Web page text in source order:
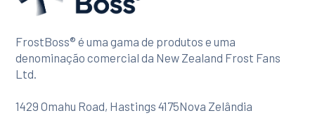
FrostBoss® é uma gama de produtos e uma
denominação comercial da New Zealand Frost Fans
Ltd.
1429 Omahu Road, Hastings 4175Nova Zelândia